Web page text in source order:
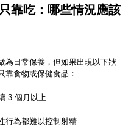
靠吃：哪些情況應該
為日常保養，但如果出現以下狀
靠食物或保健食品：
3 個月以上
行為都難以控制射精